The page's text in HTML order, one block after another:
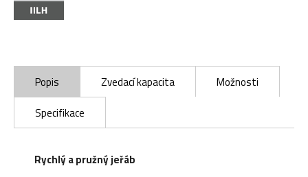
Popis Zvedací kapacita
Možnosti
Specifikace
Rychlý a pružný jeřáb